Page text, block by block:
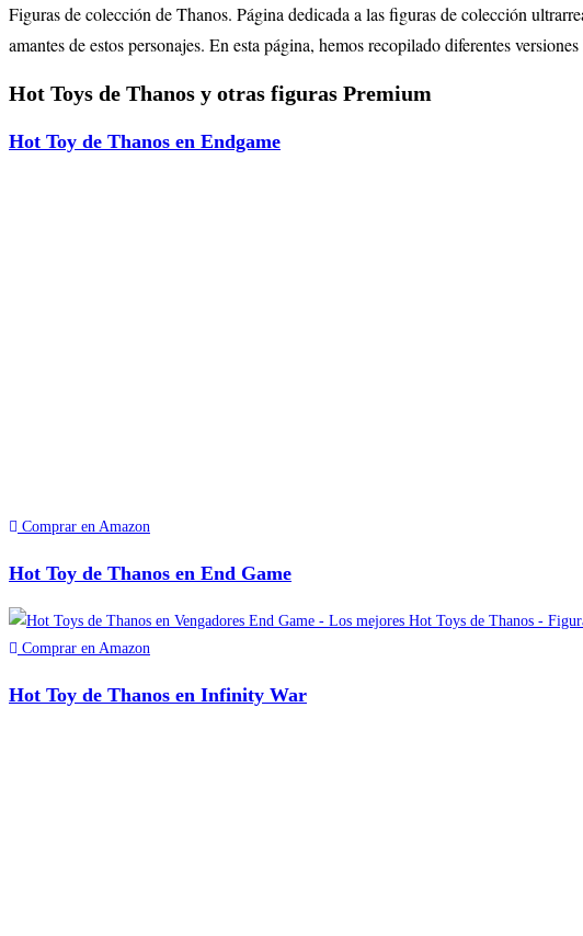
Figuras de colección deThanos. Página dedicada a las figuras de colección
amantes de estos personajes. En esta página, hemos recopilado diferentes
Hot Toys de Thanos y otras figuras Premium
Hot Toy de Thanos en Endgame
Comprar en Amazon
Hot Toy de Thanos en End Game
Comprar en Amazon
Hot Toy de Thanos en Infinity War